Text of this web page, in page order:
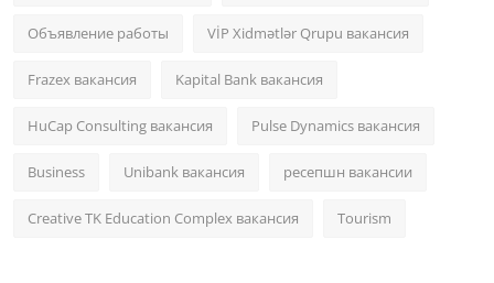
Объявление работы VİP Xidmətlər Qrupu вакансия
Frazex вакансия Kapital Bank вакансия
HuCap Consulting вакансия Pulse Dynamics вакансия
Business Unibank вакансия ресепшн вакансии
Creative TK Education Complex вакансия Tourism